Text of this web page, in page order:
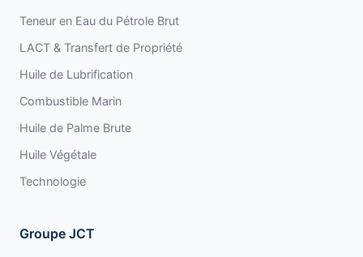
Teneur en Eau du Pétrole Brut
LACT & Transfert de Propriété
Huile de Lubrification
Combustible Marin
Huile de Palme Brute
Huile Végétale
Technologie
Groupe JCT